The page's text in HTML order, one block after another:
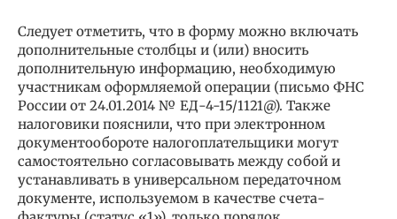
Следует отметить, что в форму можно включать
дополнительные столбцы и (или) вносить
дополнительную информацию, необходимую
участникам оформляемой операции (письмо ФНС
России от 24.01.2014 № ЕД-4-15/1121@). Также
налоговики пояснили, что при электронном
документообороте налогоплательщики могут
самостоятельно согласовывать между собой и
устанавливать в универсальном передаточном
документе, используемом в качестве счета-